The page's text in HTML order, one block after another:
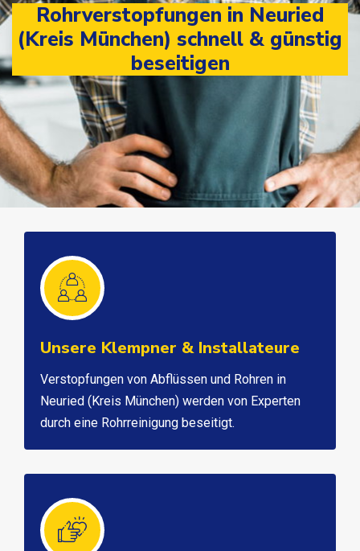
Rohrverstopfungen in Neuried
(Kreis München) schnell & günstig
beseitigen
Unsere Klempner & Installateure
Verstopfungen von Abflüssen und Rohren in
Neuried (Kreis München) werden von Experten
durch eine Rohrreinigung beseitigt.